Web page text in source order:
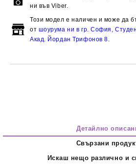
ни във Viber.
Този модел е наличен и може да
от шоурума ни в гр. София,
Акад. Йордан Трифонов 8
Детайлно
Свързани
Искаш нещо различно и